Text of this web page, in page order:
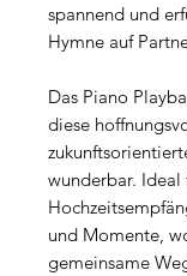
spannend und
Hymne auf
Das Piano
diese
wunderbar. Ideal
und Momente,
gemeinsame